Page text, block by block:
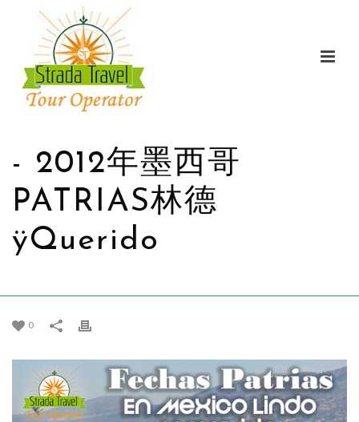
- 2012年墨西哥
PATRIAS林德
ÿQuerido
0